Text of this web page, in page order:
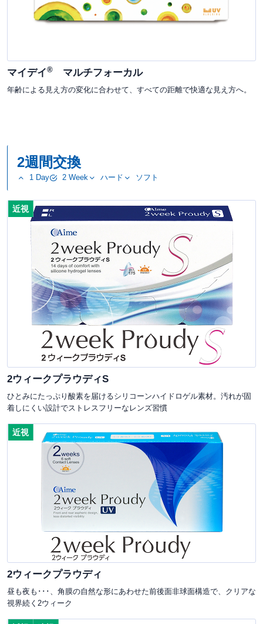
マイデイ® マルチフォーカル
年齢による見え方の変化に合わせて、すべての距離で快適な見え方へ。
2週間交換
1 Day 2 Week ハード ソフト
近視
2ウィークプラウディS
ひとみにたっぷり酸素を届けるシリコーンハイドロゲル素材。汚れが固
着しにくい設計でストレスフリーなレンズ習慣
近視
2ウィークプラウディ
昼も夜も･･･、角膜の自然な形にあわせた前後面非球面構造で、クリアな
視界続く2ウィーク